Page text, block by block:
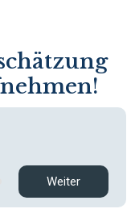
Weiter